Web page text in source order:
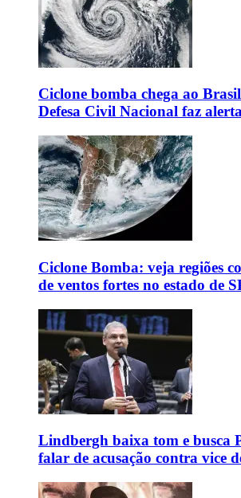
Ciclone bomba chega ao
Defesa Civil Nacional faz
Ciclone Bomba: veja regiões
de ventos fortes no estado de
Lindbergh baixa tom e busca
falar de acusação contra vice